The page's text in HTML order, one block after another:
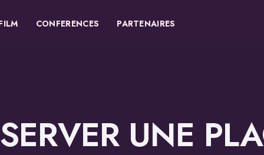
CONFERENCES PARTENAIRES
UNE